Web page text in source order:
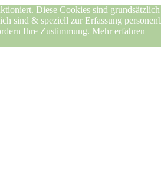
Diese Cookies sind
& speziell zur Erfassung
Ihre Zustimmung. Mehr erfahren